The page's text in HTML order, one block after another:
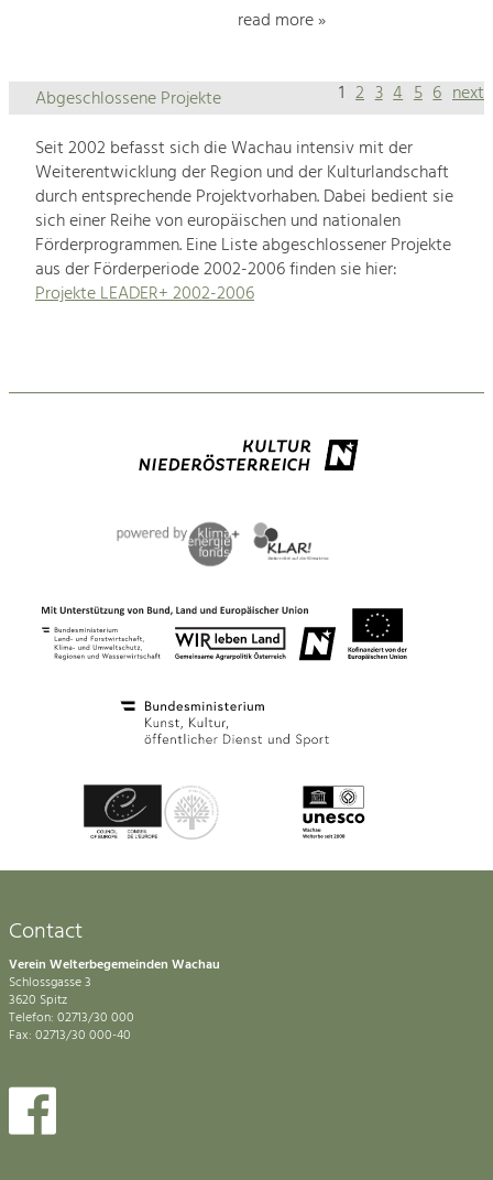
read more »
1 2 3 4 5 6 next
Abgeschlossene Projekte
Seit 2002 befasst sich die Wachau intensiv mit der
Weiterentwicklung der Region und der Kulturlandschaft
durch entsprechende Projektvorhaben. Dabei bedient sie
sich einer Reihe von europäischen und nationalen
Förderprogrammen. Eine Liste abgeschlossener Projekte
aus der Förderperiode 2002-2006 finden sie hier:
Projekte LEADER+ 2002-2006
Contact
Verein Welterbegemeinden Wachau
Schlossgasse 3
3620 Spitz
Telefon: 02713/30 000
Fax: 02713/30 000-40